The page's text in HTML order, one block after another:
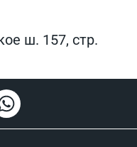
ш. 157, стр.